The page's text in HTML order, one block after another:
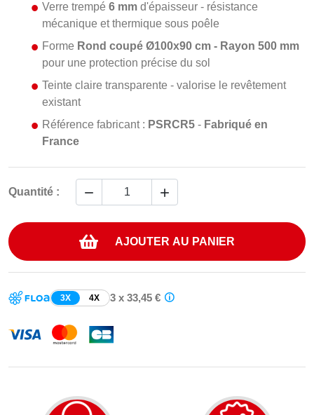
Verre trempé 6 mm d'épaisseur - résistance
mécanique et thermique sous poêle
Forme Rond coupé Ø100x90 cm - Rayon 500 mm
pour une protection précise du sol
Teinte claire transparente - valorise le revêtement
existant
Référence fabricant : PSRCR5 - Fabriqué en
France
Quantité :  
AJOUTER AU PANIER
3X 4X 3 x 33,45 €